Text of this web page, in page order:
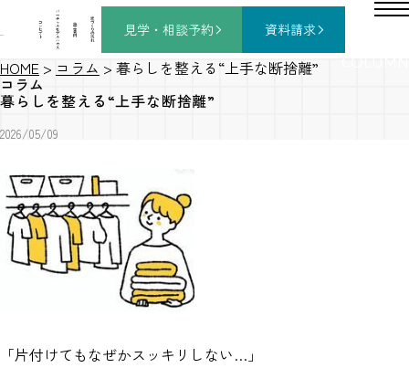
コ
ン
セ
プ
ト
バ
ー
チ
ャ
ル
モ
デ
ル
ハ
ウ
ス
施
工
事
例
家
づ
く
り
の
流
れ
見学・相談予約 資料請求
HOME > コラム > 暮らしを整える“上手な断捨離”
コラム
暮らしを整える“上手な断捨離”
2026/05/09
「片付けてもなぜかスッキリしない…」